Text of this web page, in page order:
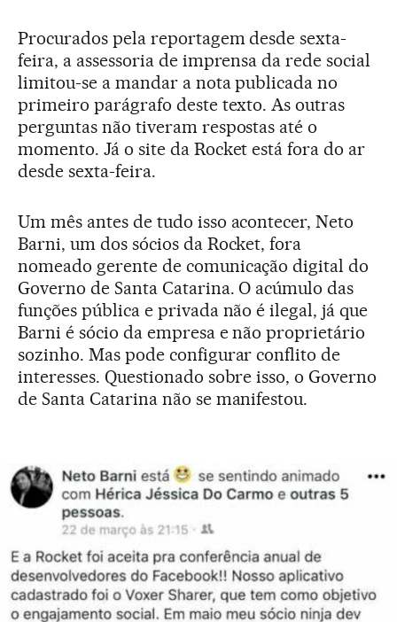
Procurados pela reportagem desde sexta-
feira, a assessoria de imprensa da rede social
limitou-se a mandar a nota publicada no
primeiro parágrafo deste texto. As outras
perguntas não tiveram respostas até o
momento. Já o site da Rocket está fora do ar
desde sexta-feira.
Um mês antes de tudo isso acontecer, Neto
Barni, um dos sócios da Rocket, fora
nomeado gerente de comunicação digital do
Governo de Santa Catarina. O acúmulo das
funções pública e privada não é ilegal, já que
Barni é sócio da empresa e não proprietário
sozinho. Mas pode configurar conflito de
interesses. Questionado sobre isso, o Governo
de Santa Catarina não se manifestou.